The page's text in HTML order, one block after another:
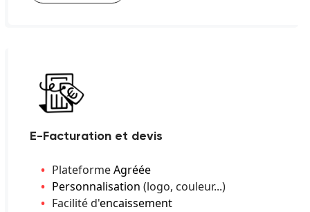
E-Facturation et devis
PlateformeAgréée
Personnalisation (logo, couleur...)
Facilité d'encaissement